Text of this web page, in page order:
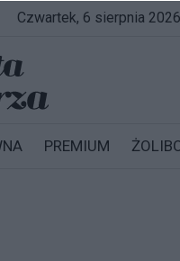
czwartek, 6 sierpnia
PREMIUM